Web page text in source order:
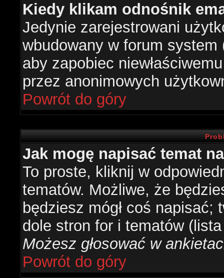
Kiedy klikam odnośnik
Jedynie zarejestrowani
wbudowany w forum system
aby zapobiec
przez anonimowych
Powrót do góry
Jak mogę napisać temat
To proste, kliknij w
tematów. Możliwe, że
będziesz mógł coś
dole stron for i tematów
Możesz głosować w
Powrót do góry